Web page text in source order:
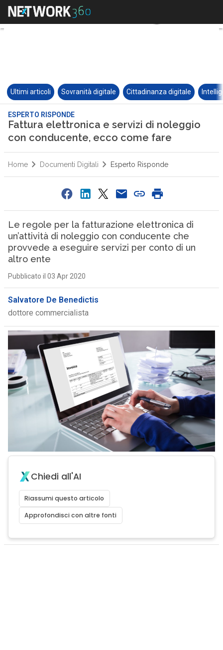
Ultimi articoli Sovranità digitale Cittadinanza digitale
ESPERTO RISPONDE
Fattura elettronica e servizi di noleggio
con conducente, ecco come fare
Home Documenti Digitali Esperto Risponde
Le regole per la fatturazione elettronica di
un’attività di noleggio con conducente che
provvede a eseguire servizi per conto di un
altro ente
Pubblicato il 03 Apr 2020
Salvatore De Benedictis
dottore commercialista
Chiedi all'AI
Riassumi questo articolo
Approfondisci con altre fonti